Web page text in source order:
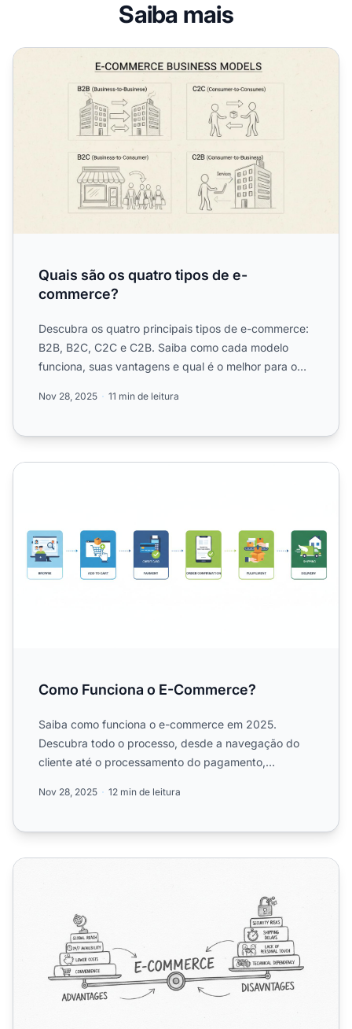
Saiba mais
Quais são os quatro tipos de e-commerce?
Quais são os quatro tipos de e-
commerce?
Descubra os quatro principais tipos de e-commerce:
B2B, B2C, C2C e C2B. Saiba como cada modelo
funciona, suas vantagens e qual é o melhor para o
Nov 28, 2025 11 min de leitura
Como Funciona o E-Commerce?
Como Funciona o E-Commerce?
Saiba como funciona o e-commerce em 2025.
Descubra todo o processo, desde a navegação do
cliente até o processamento do pagamento,
Nov 28, 2025 12 min de leitura
Quais são as Vantagens e Desvantagens do E-